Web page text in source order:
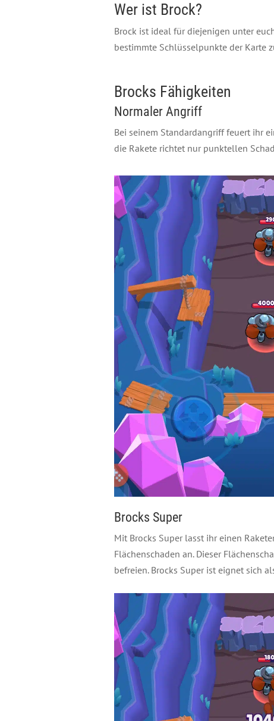
Wer ist Brock?
Brock ist ideal für diejenigen unter
bestimmte Schlüsselpunkte der Karte
Brocks Fähigkeiten
Normaler Angriff
Bei seinem Standardangriff feuert ihr
die Rakete richtet nur punktellen
Brocks Super
Mit Brocks Super lasst ihr einen
Flächenschaden an. Dieser
befreien. Brocks Super ist eignet sich